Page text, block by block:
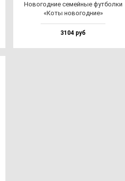
Ново­год­ние се­мей­ные фут­бол­ки
«Коты но­во­год­ние»
3104 руб